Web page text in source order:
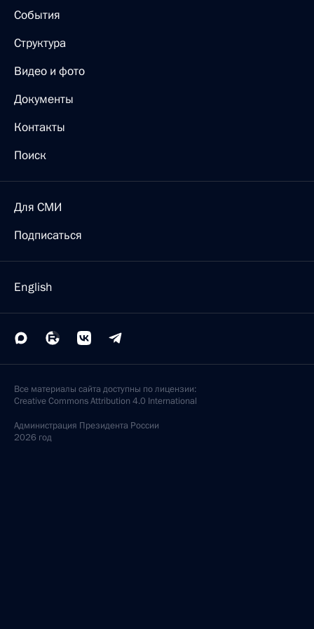
События
Структура
Видео и фото
Документы
Контакты
Поиск
Для СМИ
Подписаться
English
Все материалы сайта доступны по лицензии:
Creative Commons Attribution 4.0 International
Администрация Президента России
2026 год